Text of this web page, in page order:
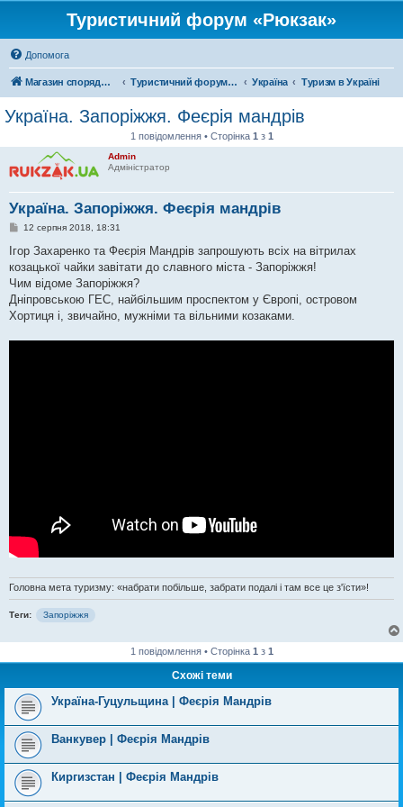
Туристичний форум «Рюкзак»
Допомога
Магазин спорядження Туристичний форум «Рюкзак» Україна Туризм в Україні
Україна. Запоріжжя. Феєрія мандрів
1 повідомлення • Сторінка 1 з 1
Admin
Адміністратор
Україна. Запоріжжя. Феєрія мандрів
П
в
д
о
л
е
н
12 серпня 2018, 18:31
Ігор Захаренко та Феєрія Мандрів запрошують всіх на вітрилах
козацької чайки завітати до славного міста - Запоріжжя!
Чим відоме Запоріжжя?
Дніпровською ГЕС, найбільшим проспектом у Європі, островом
Хортиця і, звичайно, мужніми та вільними козаками.
Головна мета туризму: «набрати побільше, забрати подалі і там все це з'їсти»!
Теги: Запоріжжя
1 повідомлення • Сторінка 1 з 1
Схожі теми
Україна-Гуцульщина | Феєрія Мандрів
Ванкувер | Феєрія Мандрів
Киргизстан | Феєрія Мандрів